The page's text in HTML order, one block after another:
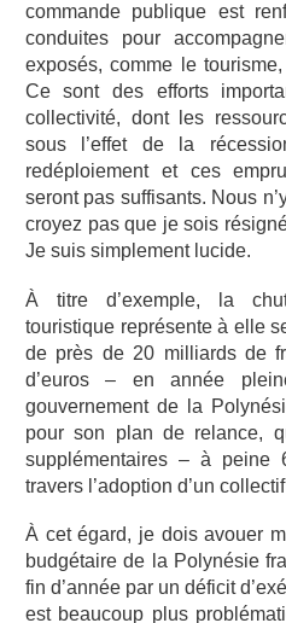
commande publique est
conduites pour
exposés, comme le
Ce sont des efforts
collectivité, dont les
sous l’effet de la
redéploiement et ces
seront pas suffisants. Nous
croyez pas que je sois
Je suis simplement lucide.
À titre d’exemple, la
touristique représente à elle
de près de 20 milliards de
d’euros – en année
gouvernement de la
pour son plan de relance,
supplémentaires – à peine
travers l’adoption d’un
À cet égard, je dois avouer
budgétaire de la Polynésie
fin d’année par un déficit
est beaucoup plus